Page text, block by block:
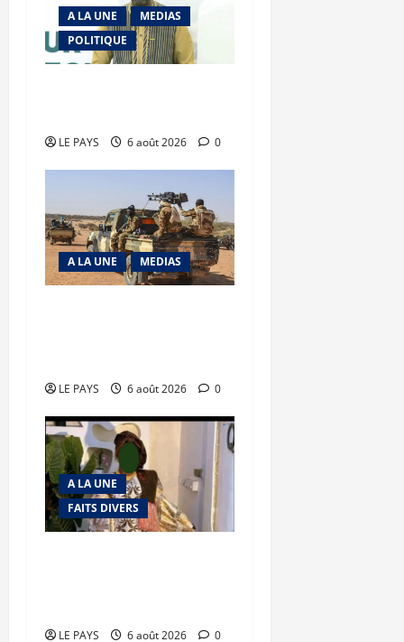
A LA UNE
MEDIAS
POLITIQUE
LE PAYS 6 août 2026 0
A LA UNE MEDIAS
LE PAYS 6 août 2026 0
A LA UNE
FAITS DIVERS
LE PAYS 6 août 2026 0